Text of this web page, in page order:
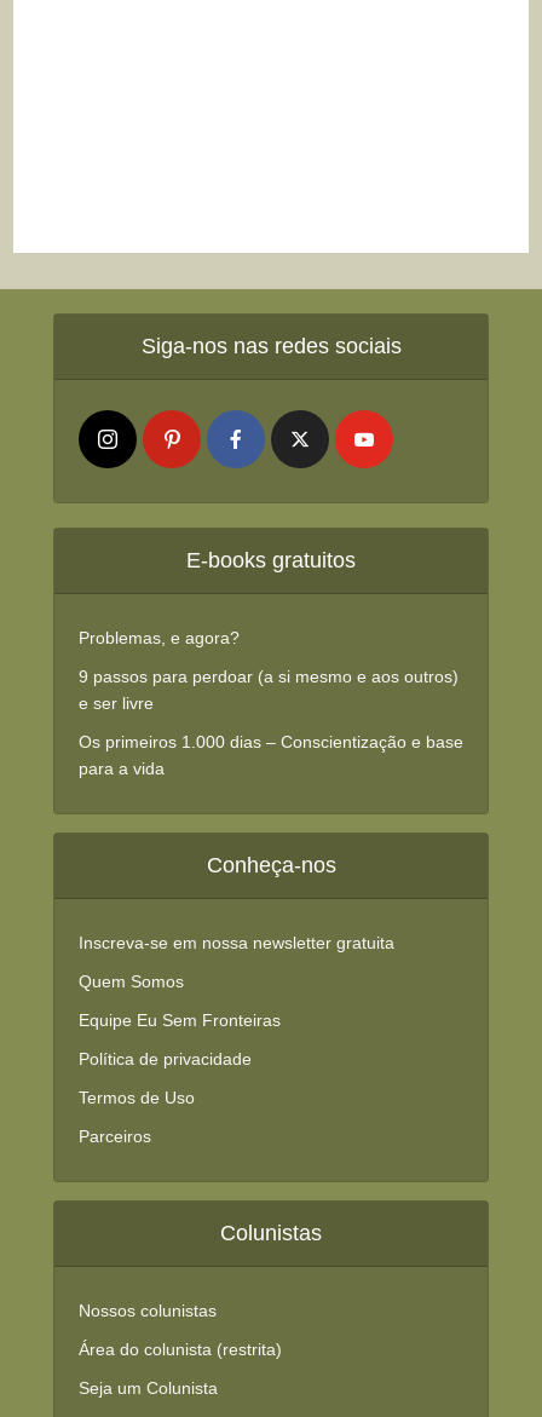
Siga-nos nas redes sociais
E-books gratuitos
Problemas, e agora?
9 passos para perdoar (a si mesmo e aos outros)
e ser livre
Os primeiros 1.000 dias – Conscientização e base
para a vida
Conheça-nos
Inscreva-se em nossa newsletter gratuita
Quem Somos
Equipe Eu Sem Fronteiras
Política de privacidade
Termos de Uso
Parceiros
Colunistas
Nossos colunistas
Área do colunista (restrita)
Seja um Colunista